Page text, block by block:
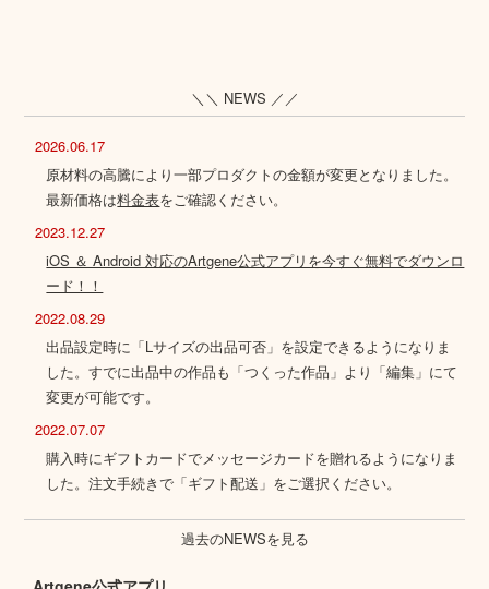
＼＼ NEWS ／／
2026.06.17
原材料の高騰により一部プロダクトの金額が変更となりました。
最新価格は料金表をご確認ください。
2023.12.27
iOS ＆ Android 対応のArtgene公式アプリを今すぐ無料でダウンロ
ード！！
2022.08.29
出品設定時に「Lサイズの出品可否」を設定できるようになりま
した。すでに出品中の作品も「つくった作品」より「編集」にて
変更が可能です。
2022.07.07
購入時にギフトカードでメッセージカードを贈れるようになりま
した。注文手続きで「ギフト配送」をご選択ください。
過去のNEWSを見る